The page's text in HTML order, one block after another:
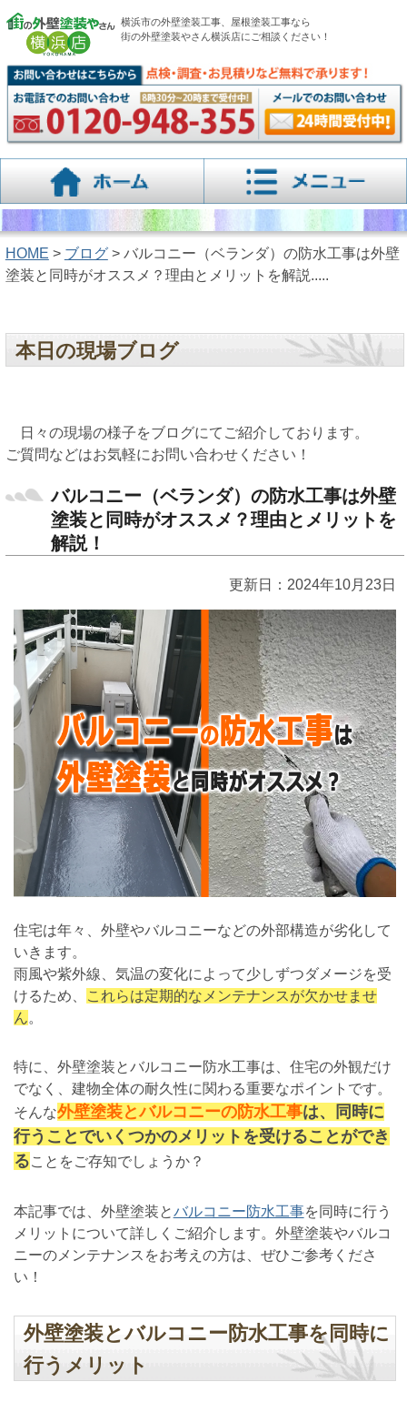
横浜市の外壁塗装工事、屋根塗装工事なら
街の外壁塗装やさん横浜店にご相談ください！
HOME > ブログ> バルコニー（ベランダ）の防水工事は外壁
塗装と同時がオススメ？理由とメリットを解説.....
本日の現場ブログ
日々の現場の様子をブログにてご紹介しております。
ご質問などはお気軽にお問い合わせください！
バルコニー（ベランダ）の防水工事は外壁
塗装と同時がオススメ？理由とメリットを
解説！
更新日：2024年10月23日
住宅は年々、外壁やバルコニーなどの外部構造が劣化して
いきます。
雨風や紫外線、気温の変化によって少しずつダメージを受
けるため、
これらは定期的なメンテナンスが欠かせませ
ん。
特に、外壁塗装とバルコニー防水工事は、住宅の外観だけ
でなく、建物全体の耐久性に関わる重要なポイントです。
そんな外壁塗装とバルコニーの防水工事は、同時に
行うことでいくつかのメリットを受けることができ
ることをご存知でしょうか？
本記事では、外壁塗装とバルコニー防水工事を同時に行う
メリットについて詳しくご紹介します。外壁塗装やバルコ
ニーのメンテナンスをお考えの方は、ぜひご参考くださ
い！
外壁塗装とバルコニー防水工事を同時に
行うメリット